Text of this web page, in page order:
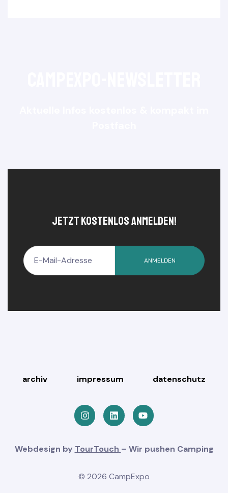
jetzt kostenlos anmelden!
ANMELDEN
archiv impressum datenschutz
Webdesign by TourTouch – Wir pushen Camping
© 2026 CampExpo